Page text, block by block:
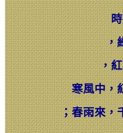
，
，
寒風中，
；春雨來，